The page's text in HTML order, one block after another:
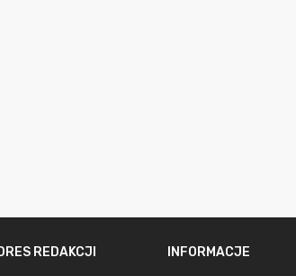
REDAKCJI INFORMACJE